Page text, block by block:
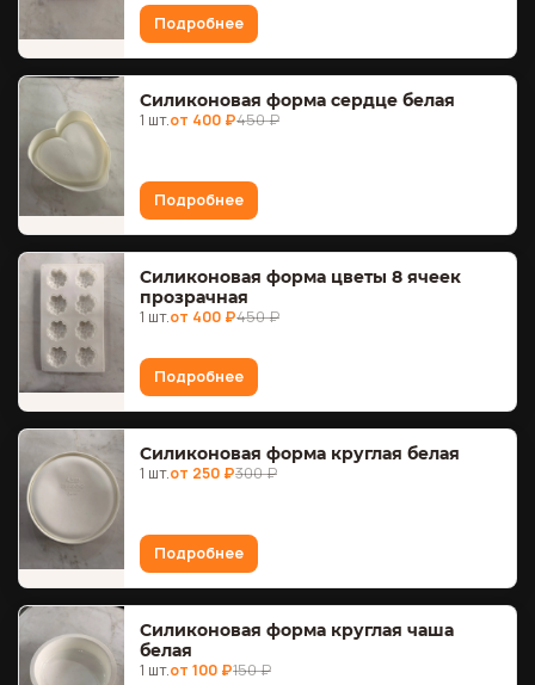
Подробнее
Силиконовая форма сердце белая
1 шт.от 400 ₽450 ₽
Подробнее
Силиконовая форма цветы 8 ячеек
прозрачная
1 шт.от 400 ₽450 ₽
Подробнее
Силиконовая форма круглая белая
1 шт.от 250 ₽300 ₽
Подробнее
Силиконовая форма круглая чаша
белая
1 шт.от 100 ₽150 ₽